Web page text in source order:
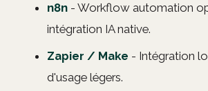
n8n - Workflow automation
intégration IA native.
Zapier / Make - Intégration
d'usage légers.